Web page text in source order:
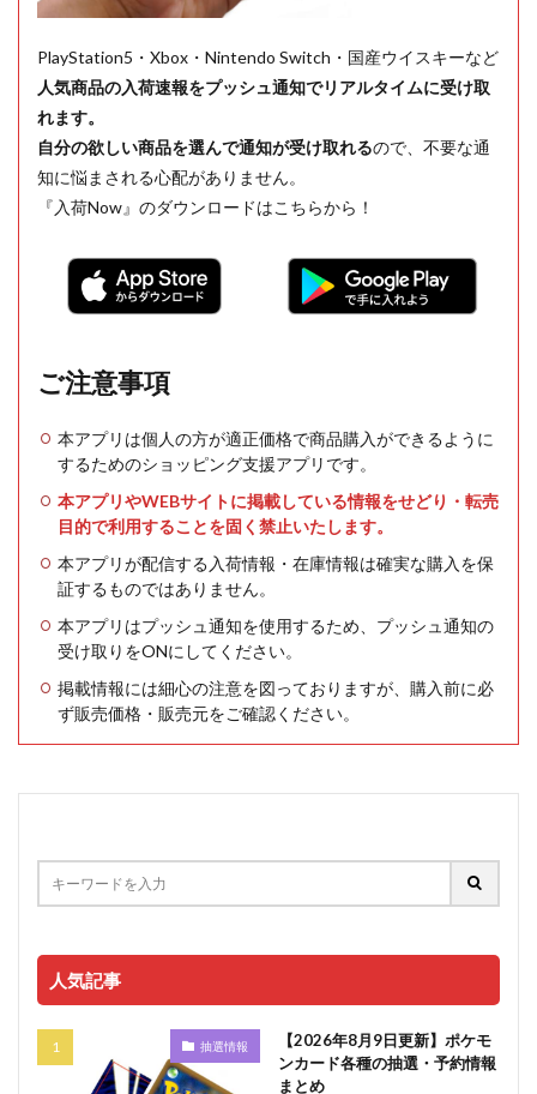
PlayStation5・Xbox・Nintendo Switch・国産ウイスキーなど
人気商品の入荷速報をプッシュ通知でリアルタイムに受け取
れます。
自分の欲しい商品を選んで通知が受け取れるので、不要な通
知に悩まされる心配がありません。
『入荷Now』のダウンロードはこちらから！
ご注意事項
本アプリは個人の方が適正価格で商品購入ができるように
するためのショッピング支援アプリです。
本アプリやWEBサイトに掲載している情報をせどり・転売
目的で利用することを固く禁止いたします。
本アプリが配信する入荷情報・在庫情報は確実な購入を保
証するものではありません。
本アプリはプッシュ通知を使用するため、プッシュ通知の
受け取りをONにしてください。
掲載情報には細心の注意を図っておりますが、購入前に必
ず販売価格・販売元をご確認ください。
人気記事
抽選情報
【2026年8月9日更新】ポケモ
ンカード各種の抽選・予約情報
まとめ